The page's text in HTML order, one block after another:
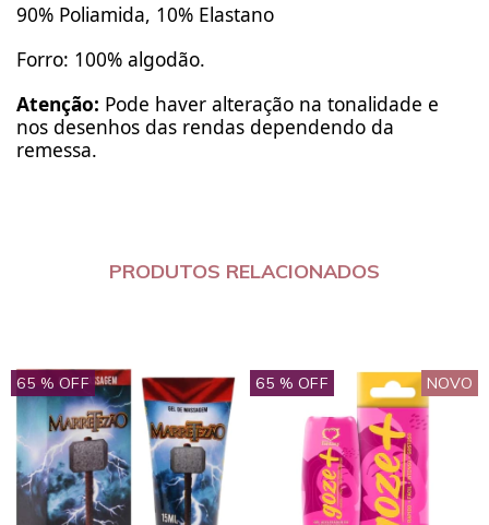
90% Poliamida, 10% Elastano
Forro: 100% algodão.
Atenção: Pode haver alteração na tonalidade e
nos desenhos das rendas dependendo da
remessa.
PRODUTOS RELACIONADOS
65 % OFF 65 % OFF NOVO